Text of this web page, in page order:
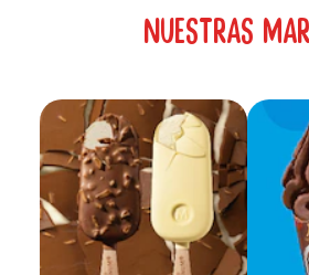
NUESTRAS